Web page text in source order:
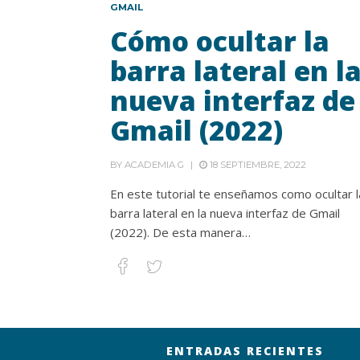
GMAIL
Cómo ocultar la
barra lateral en la
nueva interfaz de
Gmail (2022)
BY ACADEMIA G 18 SEPTIEMBRE, 2022
En este tutorial te enseñamos como ocultar
barra lateral en la nueva interfaz de Gmail
(2022). De esta manera…
ENTRADAS RECIENTES